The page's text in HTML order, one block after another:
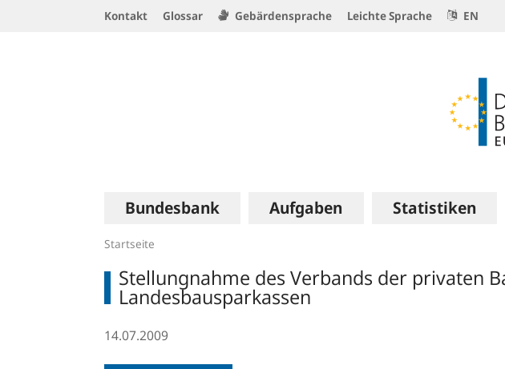
Kontakt Glossar Gebärdensprache Leichte Sprache EN
Hauptnavigation
Bundesbank Aufgaben Statistiken
Startseite
Stellungnahme des Verbands der privaten
Landesbausparkassen
14.07.2009